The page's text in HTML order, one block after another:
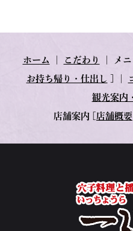
ホーム こだわり メ
お持ち帰り・仕出し
観光案内
店舗案内 店舗概要